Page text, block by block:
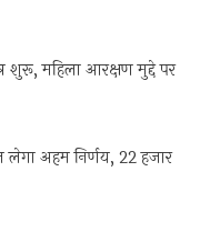
शुरू, महिला आरक्षण मुद्दे पर
अहम निर्णय, 22 हजार